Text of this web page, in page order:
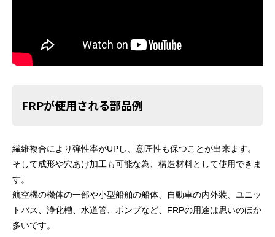
FRPが使用される部品例
繊維複合により弾性率がUPし、意匠性も保つことが出来ます。
そして成形や穴あけ加工も可能な為、構造材料として使用できま
す。
航空機の機体の一部や小型船舶の船体、自動車の内外装、ユニッ
トバス、浄化槽、水道管、ポンプなど、FRPの用途は思いのほか
多いです。